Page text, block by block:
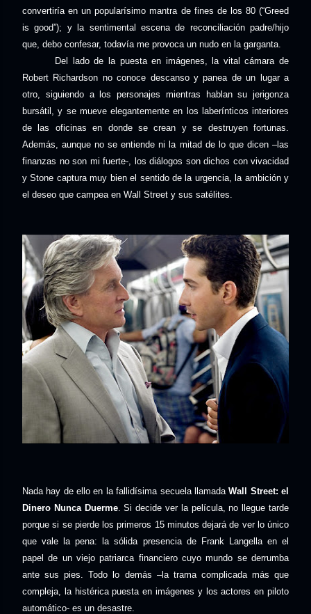
convertiría en un popularísimo mantra de fines de los 80 (“Greed
is good”); y la sentimental escena de reconciliación padre/hijo
que, debo confesar, todavía me provoca un nudo en la garganta.
Del lado de la puesta en imágenes, la vital cámara de
Robert Richardson no conoce descanso y panea de un lugar a
otro, siguiendo a los personajes mientras hablan su jerigonza
bursátil, y se mueve elegantemente en los laberínticos interiores
de las oficinas en donde se crean y se destruyen fortunas.
Además, aunque no se entiende ni la mitad de lo que dicen –las
finanzas no son mi fuerte-, los diálogos son dichos con vivacidad
y Stone captura muy bien el sentido de la urgencia, la ambición y
el deseo que campea en Wall Street y sus satélites.
Nada hay de ello en la fallidísima secuela llamadaWall Street: el
Dinero Nunca Duerme. Si decide ver la película, no llegue tarde
porque si se pierde los primeros 15 minutos dejará de ver lo único
que vale la pena: la sólida presencia de Frank Langella en el
papel de un viejo patriarca financiero cuyo mundo se derrumba
ante sus pies. Todo lo demás –la trama complicada más que
compleja, la histérica puesta en imágenes y los actores en piloto
automático- es un desastre.